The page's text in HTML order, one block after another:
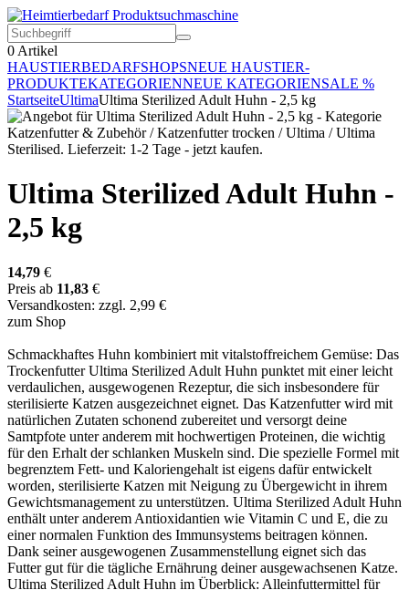
0 Artikel
HAUSTIERBEDARFSHOPSNEUE HAUSTIER-
PRODUKTEKATEGORIENNEUE KATEGORIENSALE %
StartseiteUltimaUltima Sterilized Adult Huhn - 2,5 kg
Ultima Sterilized Adult Huhn -
2,5 kg
14,79 €
Preis ab 11,83 €
Versandkosten: zzgl. 2,99 €
zum Shop
Schmackhaftes Huhn kombiniert mit vitalstoffreichem Gemüse: Das
Trockenfutter Ultima Sterilized Adult Huhn punktet mit einer leicht
verdaulichen, ausgewogenen Rezeptur, die sich insbesondere für
sterilisierte Katzen ausgezeichnet eignet. Das Katzenfutter wird mit
natürlichen Zutaten schonend zubereitet und versorgt deine
Samtpfote unter anderem mit hochwertigen Proteinen, die wichtig
für den Erhalt der schlanken Muskeln sind. Die spezielle Formel mit
begrenztem Fett- und Kaloriengehalt ist eigens dafür entwickelt
worden, sterilisierte Katzen mit Neigung zu Übergewicht in ihrem
Gewichtsmanagement zu unterstützen. Ultima Sterilized Adult Huhn
enthält unter anderem Antioxidantien wie Vitamin C und E, die zu
einer normalen Funktion des Immunsystems beitragen können.
Dank seiner ausgewogenen Zusammenstellung eignet sich das
Futter gut für die tägliche Ernährung deiner ausgewachsenen Katze.
Ultima Sterilized Adult Huhn im Überblick: Alleinfuttermittel für